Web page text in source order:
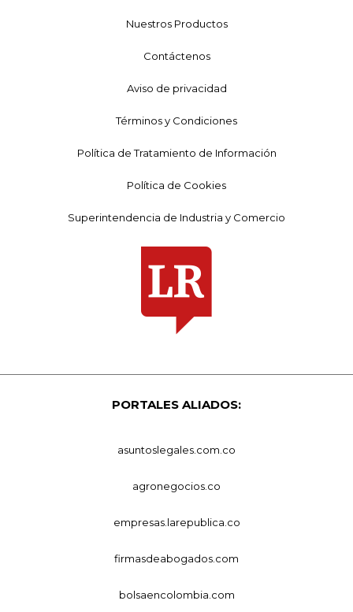
Nuestros Productos
Contáctenos
Aviso de privacidad
Términos y Condiciones
Política de Tratamiento de Información
Política de Cookies
Superintendencia de Industria y Comercio
PORTALES ALIADOS:
asuntoslegales.com.co
agronegocios.co
empresas.larepublica.co
firmasdeabogados.com
bolsaencolombia.com